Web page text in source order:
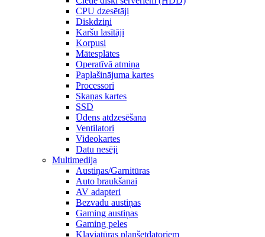
CPU dzesētāji
Diskdziņi
Karšu lasītāji
Korpusi
Mātesplātes
Operatīvā atmiņa
Paplašinājuma kartes
Processori
Skaņas kartes
SSD
Ūdens atdzesēšana
Ventilatori
Videokartes
Datu nesēji
Multimedija
Austiņas/Garnitūras
Auto braukšanai
AV adapteri
Bezvadu austiņas
Gaming austiņas
Gaming peles
Klaviatūras planšetdatoriem